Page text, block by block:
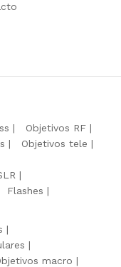
Objetivos RF
Objetivos tele
Flashes
macro